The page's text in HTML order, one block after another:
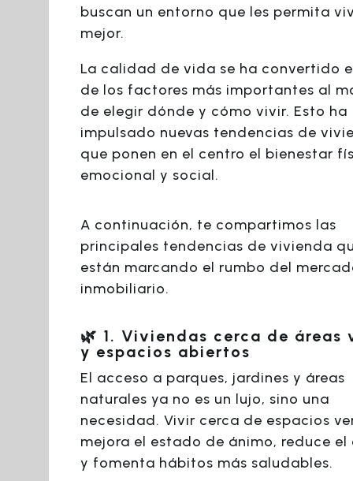
buscan un entorno que les permita
mejor.
La calidad de vida se ha convertido
de los factores más importantes al
de elegir dónde y cómo vivir. Esto ha
impulsado nuevas tendencias de
que ponen en el centro el bienestar
emocional y social.
A continuación, te compartimos las
principales tendencias de vivienda
están marcando el rumbo del
inmobiliario.
🌿 1. Viviendas cerca de áreas
y espacios abiertos
El acceso a parques, jardines y áreas
naturales ya no es un lujo, sino una
necesidad. Vivir cerca de espacios
mejora el estado de ánimo, reduce el
y fomenta hábitos más saludables.